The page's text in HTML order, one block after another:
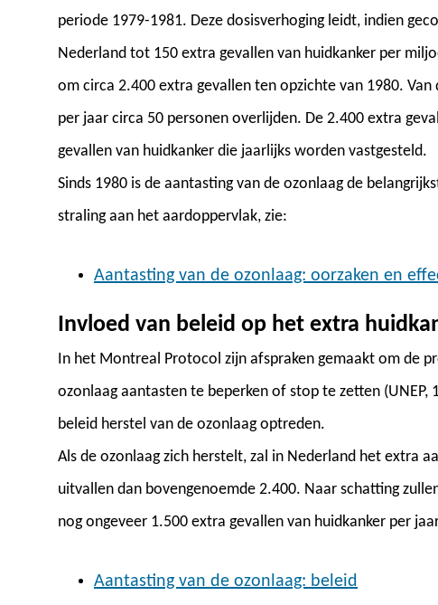
periode 1979-1981. Deze dosisverhoging leidt, indien
Nederland tot 150 extra gevallen van huidkanker per
om circa 2.400 extra gevallen ten opzichte van 1980.
per jaar circa 50 personen overlijden. De 2.400 extra
gevallen van huidkanker die jaarlijks worden vastgesteld.
Sinds 1980 is de aantasting van de ozonlaag de
straling aan het aardoppervlak, zie:
Aantasting van de ozonlaag: oorzaken en
Invloed van beleid op het extra
In het Montreal Protocol zijn afspraken gemaakt om de
ozonlaag aantasten te beperken of stop te zetten
beleid herstel van de ozonlaag optreden.
Als de ozonlaag zich herstelt, zal in Nederland het extra
uitvallen dan bovengenoemde 2.400. Naar schatting
nog ongeveer 1.500 extra gevallen van huidkanker per
Aantasting van de ozonlaag: beleid